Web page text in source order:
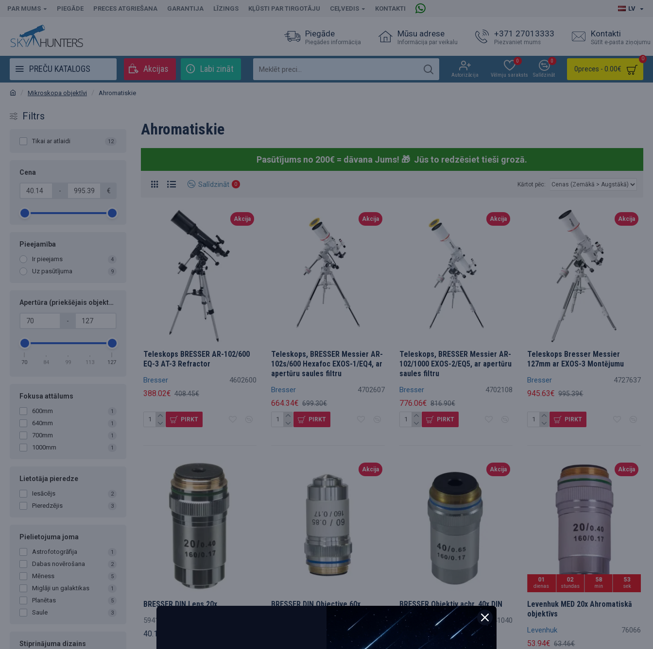
PAR MUMS PIEGĀDE PRECES ATGRIEŠANA GARANTIJA LĪZINGS KĻŪSTI PAR TIRGOTĀJU CEĻVEDIS KONTAKTI LV
Piegāde
Piegādes informācija
Mūsu adrese
Informācija par veikalu
+371 27013333
Piezvaniet mums
Kontakti
Sūtīt e-pasta ziņojumu
PREČU KATALOGS Akcijas Labi zināt
Autorizācija Vēlmju saraksts
0
Salīdzināt
0
0preces - 0.00€
0
Mikroskopa objektīvi Ahromatiskie
Filtrs
Tikai ar atlaidi 12
Cena
- €
Pieejamība
Ir pieejams 4
Uz pasūtījuma 9
Apertūra (priekšējais objektīvs mm)
-
70 84 99 113 127
Fokusa attālums
600mm 1
640mm 1
700mm 1
1000mm 1
Lietotāja pieredze
Iesācējs 2
Pieredzējis 3
Pielietojuma joma
Astrofotogrāfija 1
Dabas novērošana 2
Mēness 5
Miglāji un galaktikas 1
Planētas 5
Saule 3
Stiprinājuma dizains
Ahromatiskie
Pasūtījums no 200€ = dāvana Jums! 🎁 Jūs to redzēsiet tieši grozā.
Salīdzināt 0 Kārtot pēc:
Akcija
Bresser 4602600
Teleskops BRESSER AR-102/600
EQ-3 AT-3 Refractor
388.02€ 408.45€
PIRKT
Akcija
Bresser 4702607
Teleskops, BRESSER Messier AR-
102s/600 Hexafoc EXOS-1/EQ4, ar
apertūru saules filtru
664.34€ 699.30€
PIRKT
Akcija
Bresser 4702108
Teleskops, BRESSER Messier AR-
102/1000 EXOS-2/EQ5, ar apertūru
saules filtru
776.06€ 816.90€
PIRKT
Akcija
Bresser 4727637
Teleskops Bresser Messier
127mm ar EXOS-3 Montējumu
945.63€ 995.39€
PIRKT
5941020
BRESSER DIN Lens 20x
40.14€
Akcija
5941060
BRESSER DIN Objective 60x
Akcija
Bresser 5941040
BRESSER Objektiv achr, 40x DIN
50.72€ 53.40€
Akcija
01
dienas
02
stundas
58
min
52
sek
Levenhuk 76066
Levenhuk MED 20x Ahromatiskā
objektīvs
53.94€ 63.46€